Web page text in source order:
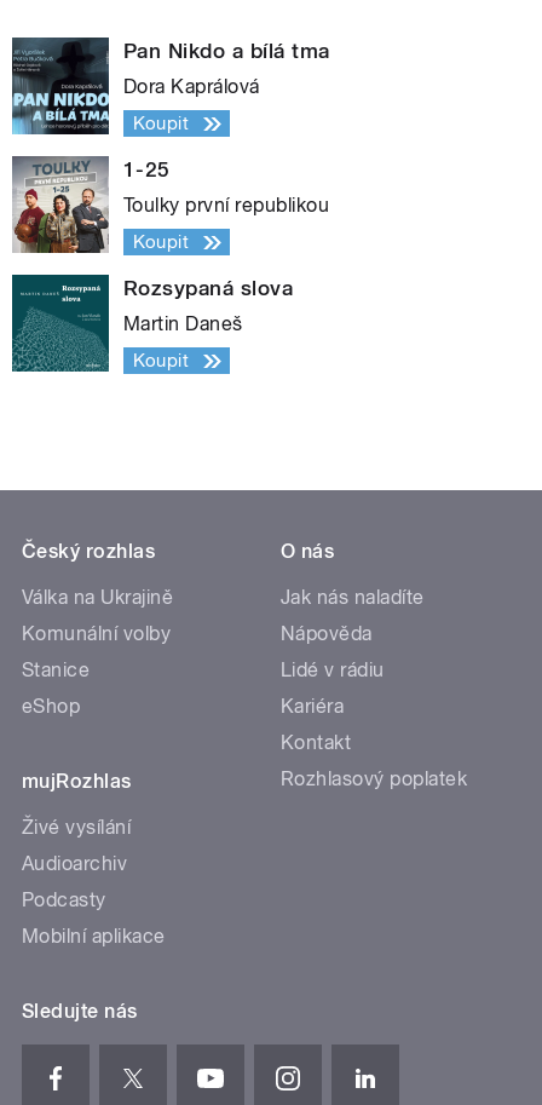
Pan Nikdo a bílá tma
Dora Kaprálová
Koupit
1-25
Toulky první republikou
Koupit
Rozsypaná slova
Martin Daneš
Koupit
Český rozhlas
Válka na Ukrajině
Komunální volby
Stanice
eShop
mujRozhlas
Živé vysílání
Audioarchiv
Podcasty
Mobilní aplikace
O nás
Jak nás naladíte
Nápověda
Lidé v rádiu
Kariéra
Kontakt
Rozhlasový poplatek
Sledujte nás